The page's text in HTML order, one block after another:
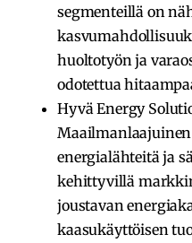
segmenteillä on
huoltotyön ja
odotettua
Hyvä Energy
energialähteitä ja
kehittyvillä
joustavan
kaasukäyttöisen